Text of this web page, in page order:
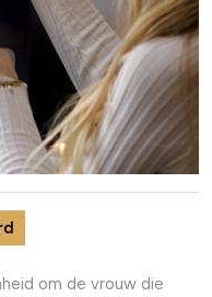
om de vrouw die